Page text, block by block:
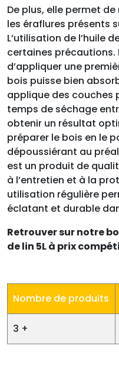
De plus, elle permet
les éraflures présents
L’utilisation de l’huile
certaines
d’appliquer une
bois puisse bien
applique des couches
temps de séchage
obtenir un résultat
préparer le bois en le
dépoussiérant au
est un produit de
à l’entretien et à la
utilisation régulière
éclatant et durable
Retrouver sur notre
de lin 5L à prix
Nombre de produits
3 +